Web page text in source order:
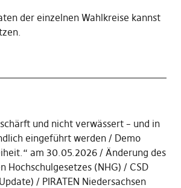
der einzelnen Wahlkreise kannst
.
und nicht verwässert – und in
eingeführt werden
Demo
am 30.05.2026
Änderung des
Hochschulgesetzes (NHG)
CSD
PIRATEN Niedersachsen